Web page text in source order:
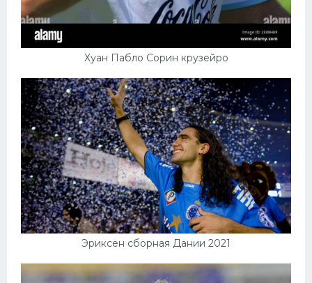
Хуан Пабло Сорин крузейро
Эриксен сборная Дании 2021